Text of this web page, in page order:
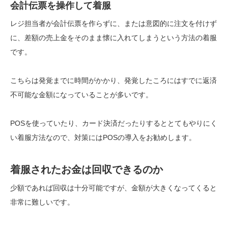
会計伝票を操作して着服
レジ担当者が会計伝票を作らずに、または意図的に注文を付けず
に、差額の売上金をそのまま懐に入れてしまうという方法の着服
です。
こちらは発覚までに時間がかかり、発覚したころにはすでに返済
不可能な金額になっていることが多いです。
POSを使っていたり、カード決済だったりするととてもやりにく
い着服方法なので、対策にはPOSの導入をお勧めします。
着服されたお金は回収できるのか
少額であれば回収は十分可能ですが、金額が大きくなってくると
非常に難しいです。